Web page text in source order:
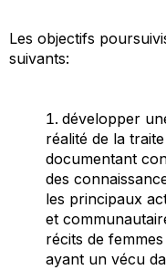
Les objectifs
suivants:
développer
réalité de la
documentant
des
les principaux
et
récits de
ayant un vécu